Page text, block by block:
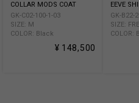
COLLAR MODS COAT
GK-C02-100-1-03
SIZE: M
COLOR: Black
¥ 148,500
EEVE
GK-B22-
SIZE:
COLOR: